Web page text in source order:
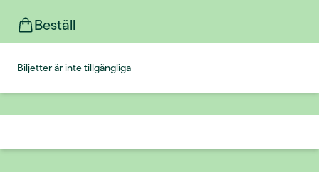
Beställ
Biljetter är inte tillgängliga